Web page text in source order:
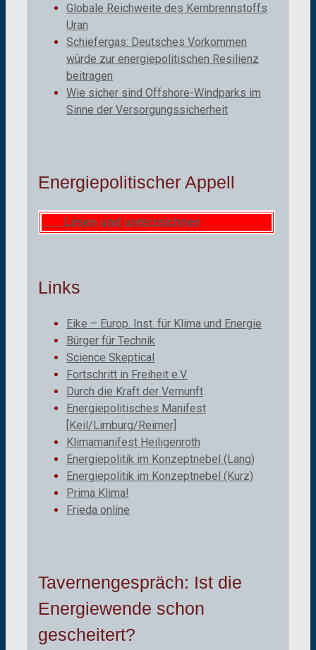
Globale Reichweite des Kernbrennstoffs
Uran
Schiefergas: Deutsches Vorkommen
würde zur energiepolitischen Resilienz
beitragen
Wie sicher sind Offshore-Windparks im
Sinne der Versorgungssicherheit
Energiepolitischer Appell
Lesen und unterzeichnen
Links
Eike – Europ. Inst. für Klima und Energie
Bürger für Technik
Science Skeptical
Fortschritt in Freiheit e.V.
Durch die Kraft der Vernunft
Energiepolitisches Manifest
[Keil/Limburg/Reimer]
Klimamanifest Heiligenroth
Energiepolitik im Konzeptnebel (Lang)
Energiepolitik im Konzeptnebel (Kurz)
Prima Klima!
Frieda online
Tavernengespräch: Ist die
Energiewende schon
gescheitert?